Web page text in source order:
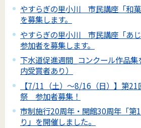
やすらぎの里小川 市民講座「和
を募集します。
やすらぎの里小川 市民講座「あ
参加者を募集します。
下水道促進週間_コンクール作品
内受賞者あり）
【7/11（土）～8/16（日）】第
祭 参加者募集！
市制施行20周年・開館30周年「第
り」を開催しました。